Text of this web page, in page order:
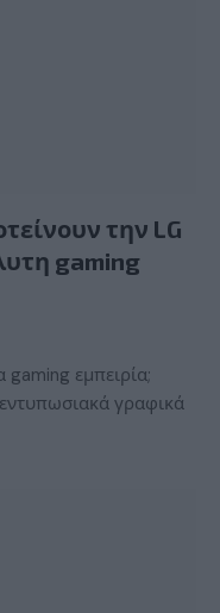
την LG
gaming
gaming εμπειρία;
γραφικά